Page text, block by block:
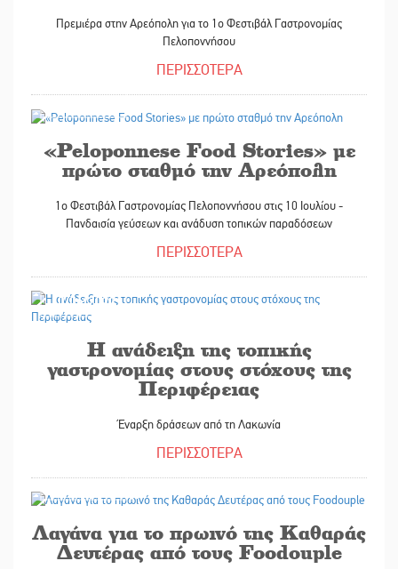
Πρεμιέρα στην Αρεόπολη για το 1ο Φεστιβάλ Γαστρονομίας
Πελοποννήσου
ΠΕΡΙΣΣΟΤΕΡΑ
«Peloponnese Food Stories» με
πρώτο σταθμό την Αρεόπολη
1ο Φεστιβάλ Γαστρονομίας Πελοποννήσου στις 10 Ιουλίου -
Πανδαισία γεύσεων και ανάδυση τοπικών παραδόσεων
ΠΕΡΙΣΣΟΤΕΡΑ
10/06/2022
Η ανάδειξη της τοπικής
γαστρονομίας στους στόχους της
Περιφέρειας
Έναρξη δράσεων από τη Λακωνία
ΠΕΡΙΣΣΟΤΕΡΑ
Λαγάνα για το πρωινό της Καθαράς
Δευτέρας από τους Foodouple